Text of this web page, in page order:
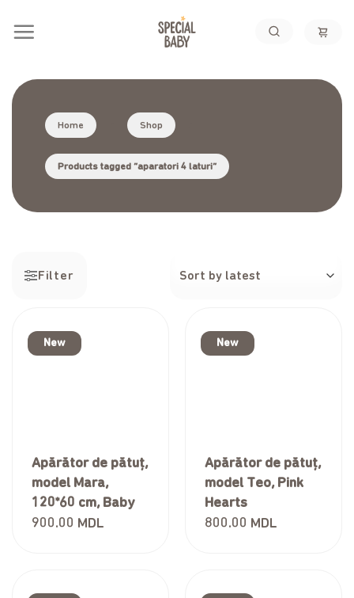
Home Shop
Products tagged “aparatori 4 laturi”
Filter
New
Apărător de pătuț,
model Mara,
120*60 cm, Baby
900.00 MDL
New
Apărător de pătuț,
model Teo, Pink
Hearts
800.00 MDL